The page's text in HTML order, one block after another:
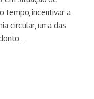
tempo, incentivar a
circular, uma das